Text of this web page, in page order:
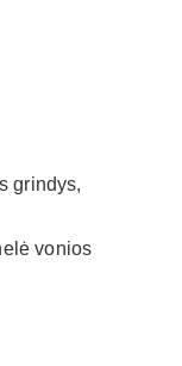
grindys,
vonios